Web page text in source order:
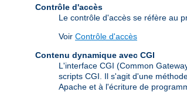
Contrôle d'accès
Le contrôle d'accès se réfère au
Voir Contrôle d'accès
Contenu dynamique avec CGI
L'interface CGI (Common
scripts CGI. Il s'agit d'une
Apache et à l'écriture de